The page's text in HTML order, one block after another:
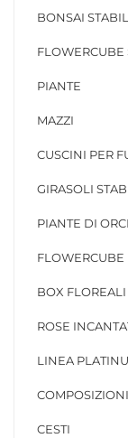
BONSAI
FLOWERCUBE
PIANTE
MAZZI
CUSCINI PER
GIRASOLI
PIANTE DI
FLOWERCUBE
BOX
ROSE
LINEA
COMPOSIZIONI
CESTI